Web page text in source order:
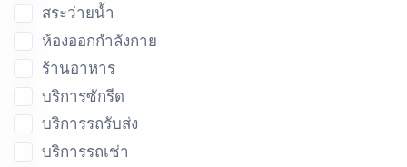
สระว่ายน้ำ
ห้องออกกำลังกาย
ร้านอาหาร
บริการซักรีด
บริการรถรับส่ง
บริการรถเช่า